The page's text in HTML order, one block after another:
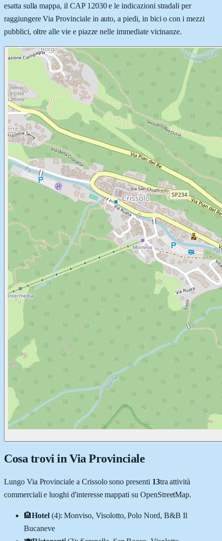
esatta sulla mappa, il CAP 12030 e le indicazioni stradali per
raggiungere Via Provinciale in auto, a piedi, in bici o con i mezzi
pubblici, oltre alle vie e piazze nelle immediate vicinanze.
Cosa trovi in Via Provinciale
Lungo Via Provinciale a Crissolosono presenti 13tra attività
commerciali e luoghi d'interesse mappati su OpenStreetMap.
🏨Hotel (4):Monviso, Visolotto, Polo Nord, B&B Il
Bucaneve